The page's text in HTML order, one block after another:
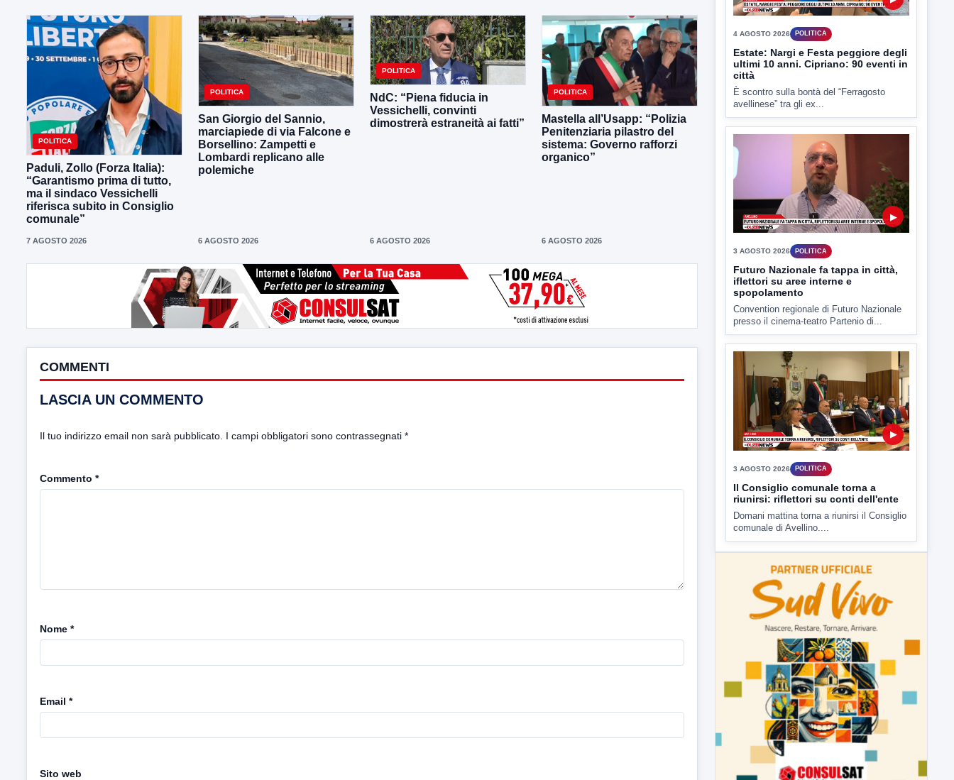
POLITICA
Paduli, Zollo (Forza Italia):
“Garantismo prima di tutto,
ma il sindaco Vessichelli
riferisca subito in Consiglio
comunale”
7 AGOSTO 2026
POLITICA
San Giorgio del Sannio,
marciapiede di via Falcone e
Borsellino: Zampetti e
Lombardi replicano alle
polemiche
6 AGOSTO 2026
POLITICA
NdC: “Piena fiducia in
Vessichelli, convinti
dimostrerà estraneità ai fatti”
6 AGOSTO 2026
POLITICA
Mastella all’Usapp: “Polizia
Penitenziaria pilastro del
sistema: Governo rafforzi
organico”
6 AGOSTO 2026
COMMENTI
LASCIA UN COMMENTO
Il tuo indirizzo email non sarà pubblicato. I campi obbligatori sono contrassegnati *
Commento *
Nome *
Email *
Sito web
▶
4 AGOSTO 2026
Estate: Nargi e Festa peggiore degli
ultimi 10 anni. Cipriano: 90 eventi in
città
È scontro sulla bontà del “Ferragosto
avellinese” tra gli ex...
▶
3 AGOSTO 2026 POLITICA
Futuro Nazionale fa tappa in città,
iflettori su aree interne e
spopolamento
Convention regionale di Futuro Nazionale
presso il cinema-teatro Partenio di...
Il Consiglio comunale torna a
riunirsi: riflettori su conti dell'ente
Domani mattina torna a riunirsi il Consiglio
comunale di Avellino....